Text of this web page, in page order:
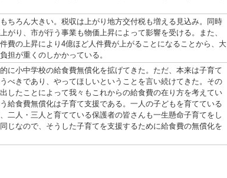
ちろん大きい。税収は上がり地方交付税も増える見込み。同時
がり、市が行う事業も物価上昇によって影響を受ける。また、
費の上昇により4億ほど人件費が上がることになることから、大
担が重くのしかかっている。
に小中学校の給食費無償化を拡げてきた。ただ、本来は子育て
べきであり、やってほしいということを言い続けてきた。その
したことによって我々もこれからの給食費の在り方を考えてい
給食費無償化は子育て支援である。一人の子どもを育てている
二人・三人と育てている保護者の皆さんも一生懸命子育てをし
じなので、そうした子育てを支援するために給食費の無償化を